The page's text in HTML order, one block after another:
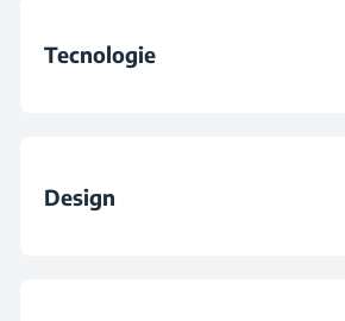
Tecnologie
Design